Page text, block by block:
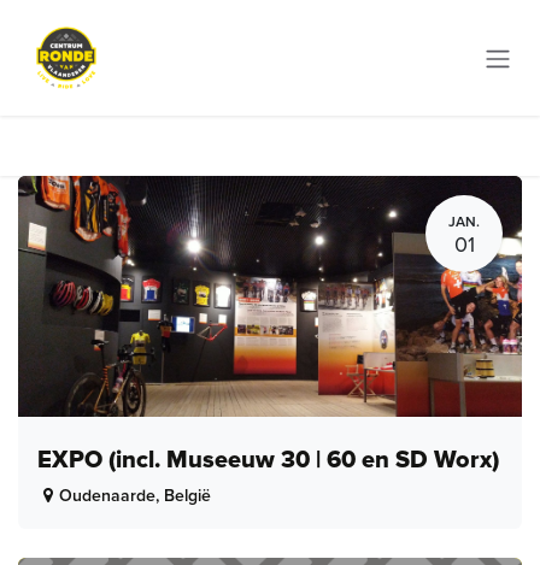
JAN.
01
EXPO (incl. Museeuw 30 | 60 en SD Worx)
Oudenaarde, België